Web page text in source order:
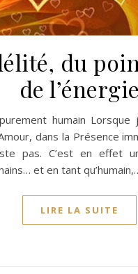
du
de l’énergie
dans la Présence
pas. C’est en effet
et en tant
LIRE LA SUITE